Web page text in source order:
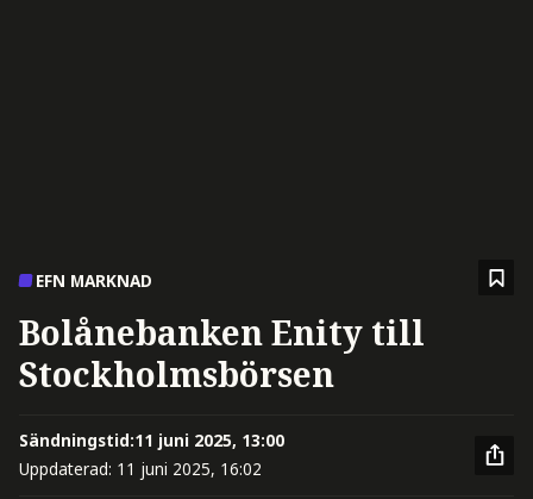
EFN MARKNAD
Bolånebanken Enity till
Stockholmsbörsen
Sändningstid:11 juni 2025, 13:00
Uppdaterad: 11 juni 2025, 16:02